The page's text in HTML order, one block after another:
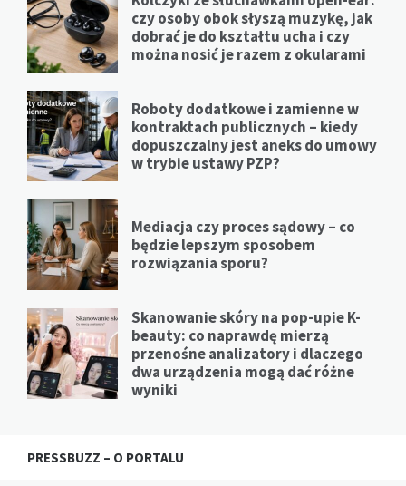
czy osoby obok słyszą muzykę, jak
dobrać je do kształtu ucha i czy
można nosić je razem z okularami
Roboty dodatkowe i zamienne w
kontraktach publicznych – kiedy
dopuszczalny jest aneks do umowy
w trybie ustawy PZP?
Mediacja czy proces sądowy – co
będzie lepszym sposobem
rozwiązania sporu?
Skanowanie skóry na pop-upie K-
beauty: co naprawdę mierzą
przenośne analizatory i dlaczego
dwa urządzenia mogą dać różne
wyniki
PRESSBUZZ – O PORTALU